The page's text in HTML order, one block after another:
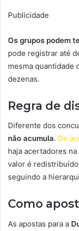
Publicidade
Os grupos podem
pode registrar até
mesma quantidade
dezenas.
Regra de
Diferente dos
não acumula. De
haja acertadores
valor é
seguindo a
Como
As apostas para a